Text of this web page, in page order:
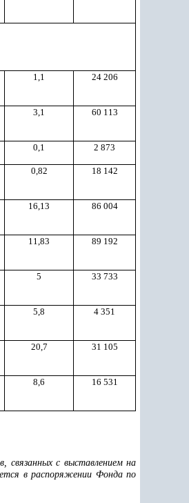
1,1 24 206
3,1 60 113
0,1 2 873
0,82 18 142
16,13 86 004
11,83 89 192
5 33 733
5,8 4 351
20,7 31 105
8,6 16 531
связанных с выставлением на
в распоряжении Фонда по